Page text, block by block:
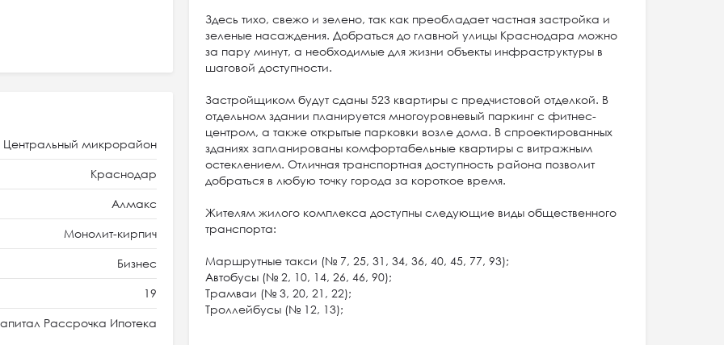
Здесь тихо, свежо и зелено, так как преобладает частная застройка и
зеленые насаждения. Добраться до главной улицы Краснодара можно
за пару минут, а необходимые для жизни объекты инфраструктуры в
шаговой доступности.
Застройщиком будут сданы 523 квартиры с предчистовой отделкой. В
отдельном здании планируется многоуровневый паркинг с фитнес-
центром, а также открытые парковки возле дома. В спроектированных
зданиях запланированы комфортабельные квартиры с витражным
остеклением. Отличная транспортная доступность района позволит
добраться в любую точку города за короткое время.
Жителям жилого комплекса доступны следующие виды общественного
транспорта:
Маршрутные такси (№ 7, 25, 31, 34, 36, 40, 45, 77, 93);
Автобусы (№ 2, 10, 14, 26, 46, 90);
Трамваи (№ 3, 20, 21, 22);
Троллейбусы (№ 12, 13);
Центральный микрорайон
Краснодар
Алмакс
Монолит-кирпич
Бизнес
19
Рассрочка Ипотека